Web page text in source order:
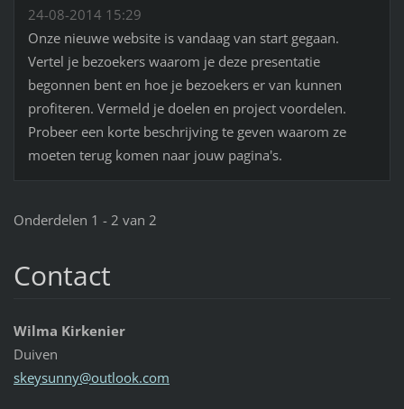
24-08-2014 15:29
Onze nieuwe website is vandaag van start gegaan.
Vertel je bezoekers waarom je deze presentatie
begonnen bent en hoe je bezoekers er van kunnen
profiteren. Vermeld je doelen en project voordelen.
Probeer een korte beschrijving te geven waarom ze
moeten terug komen naar jouw pagina's.
Onderdelen 1 - 2 van 2
Contact
Wilma Kirkenier
Duiven
skeysunny@outlook.com